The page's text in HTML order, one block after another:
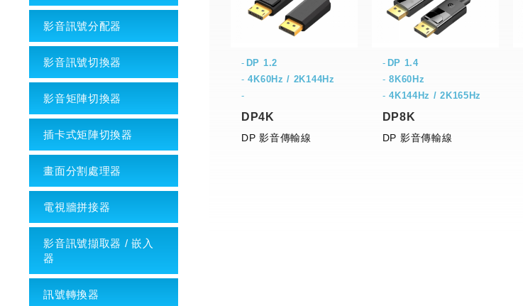
影音訊號分配器
影音訊號切換器
影音矩陣切換器
插卡式矩陣切換器
畫面分割處理器
電視牆拼接器
影音訊號擷取器 / 嵌入
器
訊號轉換器
DP 1.2
-4K60Hz / 2K144Hz
-
DP4K
DP 影音傳輸線
DP 1.4
-8K60Hz
-4K144Hz / 2K165Hz
DP8K
DP 影音傳輸線